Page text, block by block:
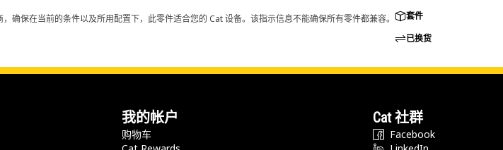
保在当前的条件以及所用配置下，此零件适合您的 Cat 设备。该指示信息不能确保所有零件都兼容。
套件
已换货
我的帐户
购物车
Cat 社群
Facebook